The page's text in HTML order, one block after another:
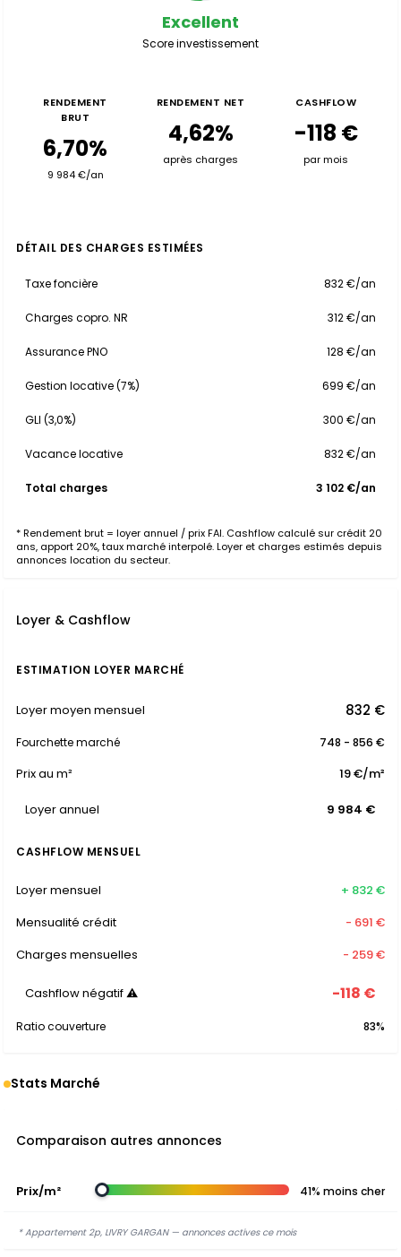
Excellent
Score investissement
RENDEMENT
BRUT
6,70%
9 984 €/an
RENDEMENT NET
4,62%
après charges
CASHFLOW
-118 €
par mois
DÉTAIL DES CHARGES ESTIMÉES
Taxe foncière 832 €/an
Charges copro. NR 312 €/an
Assurance PNO 128 €/an
Gestion locative (7%) 699 €/an
GLI (3,0%) 300 €/an
Vacance locative 832 €/an
Total charges 3 102 €/an
* Rendement brut = loyer annuel / prix FAI. Cashflow calculé sur crédit 20
ans, apport 20%, taux marché interpolé. Loyer et charges estimés depuis
annonces location du secteur.
Loyer & Cashflow
ESTIMATION LOYER MARCHÉ
Loyer moyen mensuel 832 €
Fourchette marché 748 - 856 €
Prix au m² 19 €/m²
Loyer annuel 9 984 €
CASHFLOW MENSUEL
Loyer mensuel
+ 832 €
Mensualité crédit
- 691 €
Charges mensuelles
- 259 €
Cashflow négatif ⚠ -118 €
Ratio couverture 83%
Stats Marché
Comparaison autres annonces
Prix/m² 41% moins cher
* Appartement 2p, LIVRY GARGAN — annonces actives ce mois